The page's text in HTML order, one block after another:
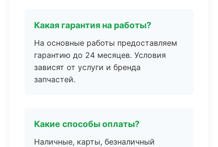
Какая гарантия на работы?
На основные работы предоставляем
гарантию до 24 месяцев. Условия
зависят от услуги и бренда
запчастей.
Какие способы оплаты?
Наличные, карты, безналичный